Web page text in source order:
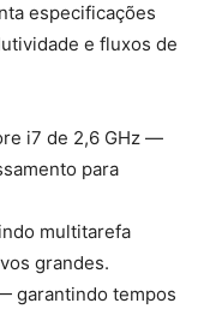
especificações
e fluxos de
i7 de 2,6 GHz —
para
multitarefa
grandes.
garantindo tempos